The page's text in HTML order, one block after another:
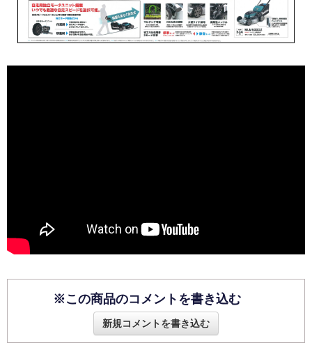
※この商品のコメントを書き込む
新規コメントを書き込む